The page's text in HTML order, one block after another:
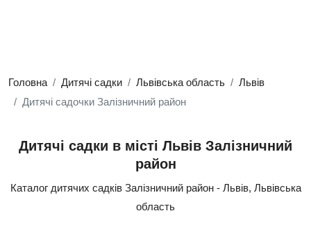
Головна Дитячі садки Львівська область
Львів
Дитячі садочки Залізничний район
Дитячі садки в місті Львів Залізничний
район
Каталог дитячих садків Залізничний район - Львів, Львівська
область